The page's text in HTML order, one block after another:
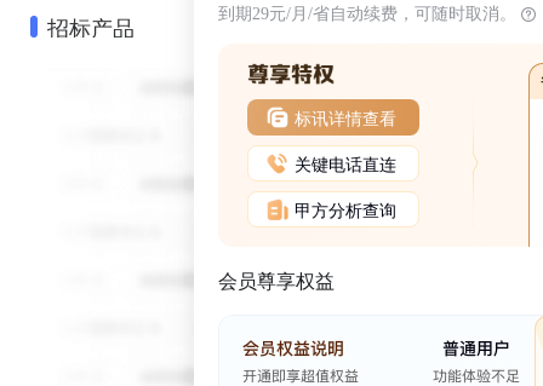
招标产品 到期29元/月/省自动续费，可随时取消。
标讯详情查看
关键电话直连
甲方分析查询
会员尊享权益